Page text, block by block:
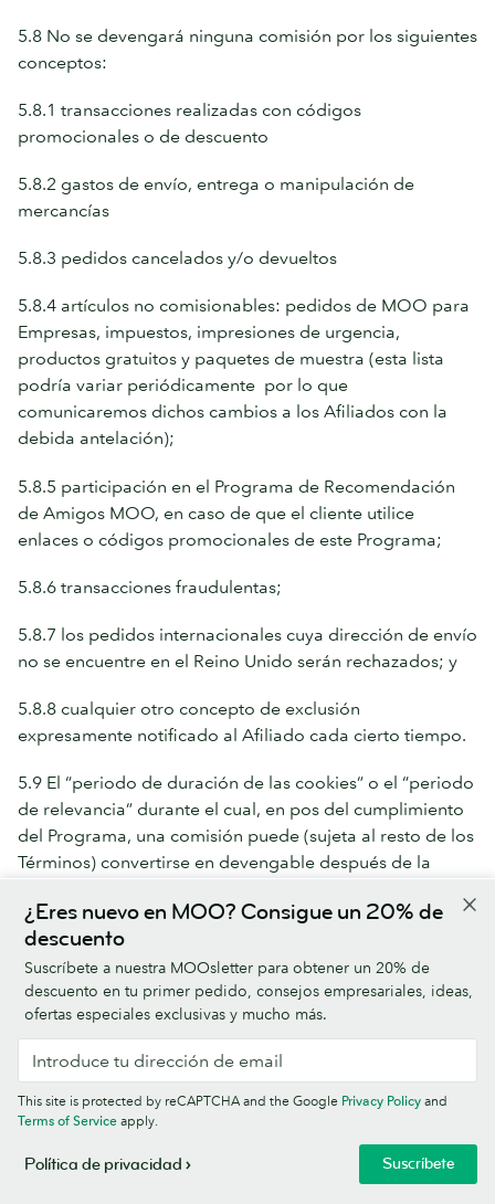
5.8 No se devengará ninguna comisión por los siguientes
conceptos:
5.8.1 transacciones realizadas con códigos
promocionales o de descuento
5.8.2 gastos de envío, entrega o manipulación de
mercancías
5.8.3 pedidos cancelados y/o devueltos
5.8.4 artículos no comisionables: pedidos de MOO para
Empresas, impuestos, impresiones de urgencia,
productos gratuitos y paquetes de muestra (esta lista
podría variar periódicamente por lo que
comunicaremos dichos cambios a los Afiliados con la
debida antelación);
5.8.5 participación en el Programa de Recomendación
de Amigos MOO, en caso de que el cliente utilice
enlaces o códigos promocionales de este Programa;
5.8.6 transacciones fraudulentas;
5.8.7 los pedidos internacionales cuya dirección de envío
no se encuentre en el Reino Unido serán rechazados; y
5.8.8 cualquier otro concepto de exclusión
expresamente notificado al Afiliado cada cierto tiempo.
5.9 El “periodo de duración de las cookies” o el “periodo
de relevancia” durante el cual, en pos del cumplimiento
del Programa, una comisión puede (sujeta al resto de los
Términos) convertirse en devengable después de la
de la Empresa por parte de un usuario final tras hacer
clic en un enlace publicado por el Afiliado de acuerdo
con estos Términos y con los de su acuerdo con el
Proveedor de Redes de Afiliados (el “Enlace del
Afiliado”) será aquel de los descritos a continuación que
(i) 45 días desde la Fecha de inicio de sesión; o
(ii) la fecha y la hora a la que un usuario final visite la web
de la Empresa procedente de un enlace indirecto
¿Eres nuevo en MOO? Consigue un 20% de
descuento
Suscríbete a nuestra MOOsletter para obtener un 20% de
descuento en tu primer pedido, consejos empresariales, ideas,
ofertas especiales exclusivas y mucho más.
Suscríbete
This site is protected by reCAPTCHA and the Google Privacy Policy and
Terms of Service apply.
Política de privacidad